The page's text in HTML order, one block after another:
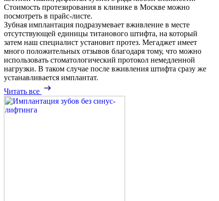
Стоимость протезирования в клинике в Москве можно
посмотреть в прайс-листе.
Зубная имплантация подразумевает вживление в месте
отсутствующей единицы титанового штифта, на который
затем наш специалист установит протез. Мегаджет имеет
много положительных отзывов благодаря тому, что можно
использовать стоматологический протокол немедленной
нагрузки. В таком случае после вживления штифта сразу же
устанавливается имплантат.
Читать все